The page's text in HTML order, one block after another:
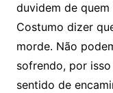
duvidem de
Costumo dizer
morde. Não
sofrendo, por
sentido de